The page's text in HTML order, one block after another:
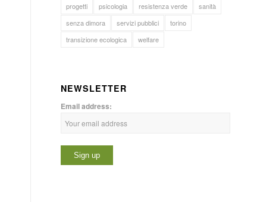
progetti
psicologia resistenza verde
sanità
senza dimora
servizi pubblici
torino
transizione ecologica
welfare
NEWSLETTER
Email address: